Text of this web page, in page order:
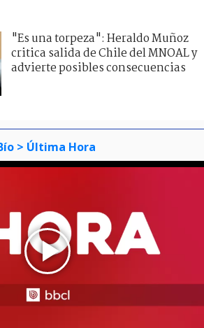
"Es una torpeza": Heraldo Muñoz
critica salida de Chile del MNOAL y
advierte posibles consecuencias
> Última Hora